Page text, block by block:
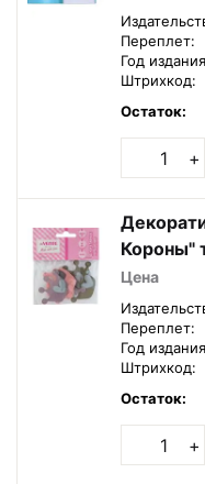
Переплет:
Год
Штрихкод:
Остаток:
+
Короны"
мм, 6 шт
Цена
Переплет:
Год
Штрихкод:
Остаток:
+